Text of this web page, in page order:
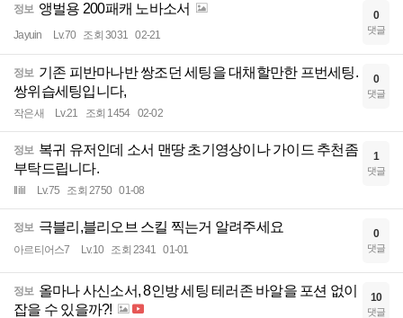
정보 앵벌용 200패캐 노바소서
Jayuin Lv.70 조회 3031 02-21
0
댓글
정보 기존 피반마나반 쌍조던 세팅을 대채할만한 프번세팅.
쌍위습세팅입니다,
작은새 Lv.21 조회 1454 02-02
0
댓글
정보 복귀 유저인데 소서 맨땅 초기영상이나 가이드 추천좀
부탁드립니다.
Ililil Lv.75 조회 2750 01-08
1
댓글
정보 극블리,블리오브 스킬 찍는거 알려주세요
아르티어스7 Lv.10 조회 2341 01-01
0
댓글
정보 올마나 사신소서, 8인방 세팅 테러존 바알을 포션 없이
잡을 수 있을까?!
10
댓글